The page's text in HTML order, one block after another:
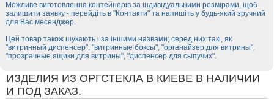
ИЗДЕЛИЯ ИЗ ОРГСТЕКЛА В КИЕВЕ В НАЛИЧИИ
И ПОД ЗАКАЗ.
Можливе виготовлення контейнерів за індивідуальними розмірами, щоб
залишити заявку - перейдіть в "Контакти" та напишіть у будь-який зручний
для Вас месенджер.
Цей товар також шукають і за іншими назвами; серед них такі, як
"витринный диспенсер", "витринные боксы", "органайзер для витрины",
"прозрачные ящики для витрины", "диспенсер для сыпучих".